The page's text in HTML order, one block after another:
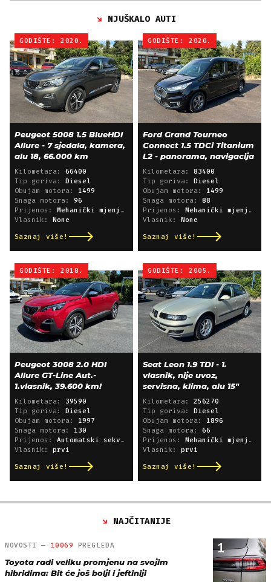
NJUŠKALO AUTI
GODIŠTE: 2020.
Peugeot 5008 1.5 BlueHDI
Allure - 7 sjedala, kamera,
alu 18, 66.000 km
Kilometara: 66400
Tip goriva:
Diesel
Obujam motora: 1499
Snaga motora: 96
Prijenos:
Mehanički mjenjač
Vlasnik:
None
Saznaj više!
GODIŠTE: 2020.
Ford Grand Tourneo
Connect 1.5 TDCi Titanium
L2 - panorama, navigacija
Kilometara: 83400
Tip goriva:
Diesel
Obujam motora: 1499
Snaga motora: 88
Prijenos:
Mehanički mjenjač
Vlasnik:
None
Saznaj više!
GODIŠTE: 2018.
Peugeot 3008 2.0 HDI
Allure GT-Line Aut.-
1.vlasnik, 39.600 km!
Kilometara: 39590
Tip goriva:
Diesel
Obujam motora: 1997
Snaga motora: 130
Prijenos: Automatski sekvencijski
Vlasnik: prvi
Saznaj više!
GODIŠTE: 2005.
Seat Leon 1.9 TDI - 1.
vlasnik, nije uvoz,
servisna, klima, alu 15"
Kilometara: 256270
Tip goriva:
Diesel
Obujam motora: 1896
Snaga motora: 66
Prijenos:
Mehanički mjenjač
Vlasnik: prvi
Saznaj više!
NAJČITANIJE
1
NOVOSTI — 10069 PREGLEDA
Toyota radi veliku promjenu na svojim
hibridima: Bit će još bolji i jeftiniji